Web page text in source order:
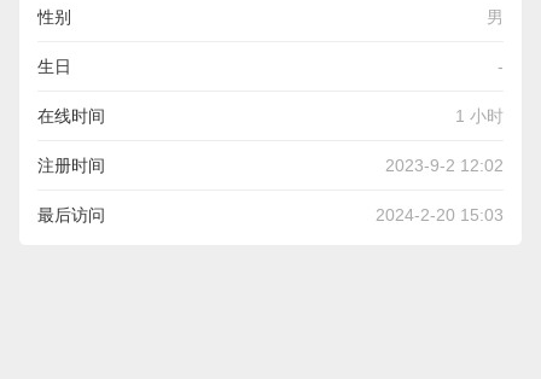
性别 男
生日 -
在线时间 1 小时
注册时间 2023-9-2 12:02
最后访问 2024-2-20 15:03